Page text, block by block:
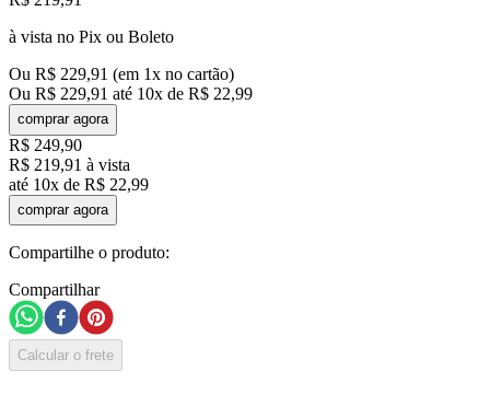
à vista no Pix ou Boleto
Ou R$ 229,91 (em 1x no cartão)
Ou R$ 229,91 até 10x de R$ 22,99
comprar agora
R$ 249,90
R$ 219,91 à vista
até 10x de R$ 22,99
comprar agora
Compartilhe o produto:
Compartilhar
Calcular o frete